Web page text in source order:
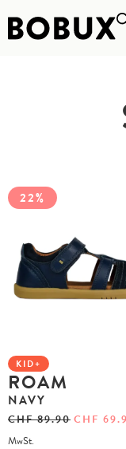
22%
KID+
ROAM
NAVY
CHF89.90 CHF
MwSt.